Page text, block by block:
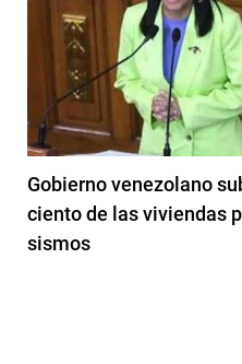
Gobierno venezolano
ciento de las viviendas
sismos